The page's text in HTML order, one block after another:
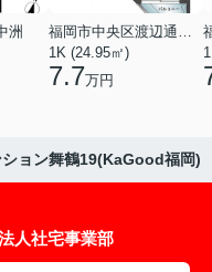
洲
福岡市中央区渡辺通５丁目
1K (24.95㎡)
7.7万円
ョン舞鶴19(KaGood福岡)
人社宅事業部